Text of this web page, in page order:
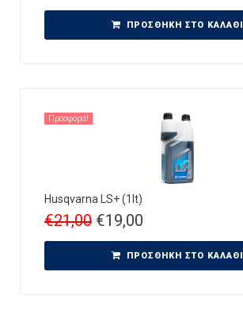
ΠΡΟΣΘΉΚΗ ΣΤΟ ΚΑΛΆΘΙ
Προσφορά!
Husqvarna LS+ (1lt)
€21,00 €19,00
ΠΡΟΣΘΉΚΗ ΣΤΟ ΚΑΛΆΘΙ